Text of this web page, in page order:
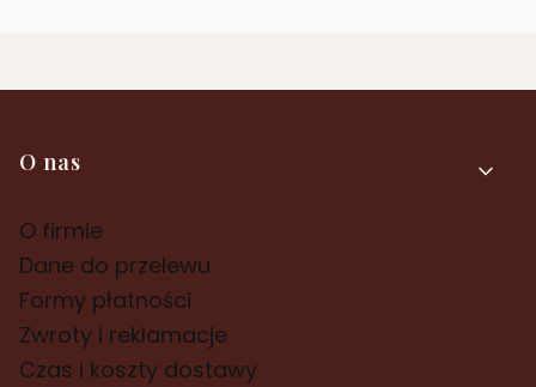
Linki w stopce
O nas
O firmie
Dane do przelewu
Formy płatności
Zwroty i reklamacje
Czas i koszty dostawy